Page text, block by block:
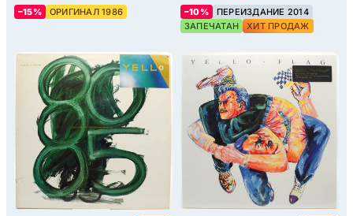
–15% ОРИГИНАЛ 1986 –10%
ПЕРЕИЗДАНИЕ 2014
ЗАПЕЧАТАН
ХИТ ПРОДАЖ